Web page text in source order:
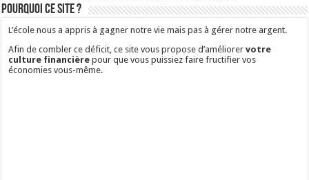
Pourquoi ce site ?
L’école nous a appris à gagner notre vie mais pas à gérer notre argent.
Afin de combler ce déficit, ce site vous propose d’améliorervotre
culture financière pour que vous puissiez faire fructifier vos
économies vous-même.